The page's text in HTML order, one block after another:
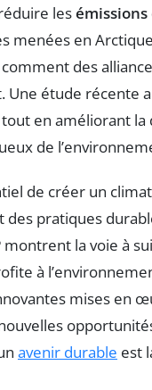
lesémissions
menées en
des
Une étude récente
en améliorant
de
de créer un
des pratiques
montrent la voie à
à
mises en
avenir durable est